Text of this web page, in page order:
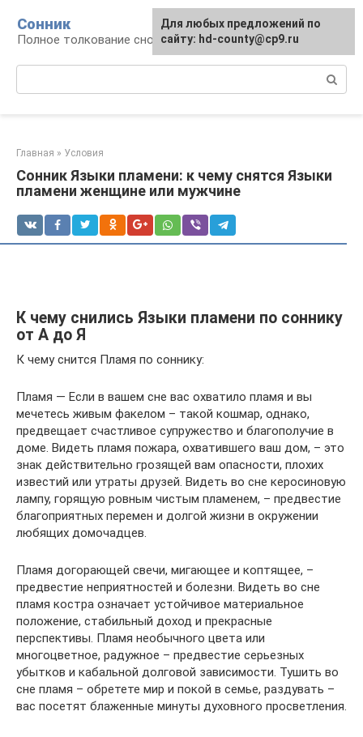
контенту
Сонник
Полное толкование снов
Главная » Условия
Сонник Языки пламени: к чему снятся Языки
пламени женщине или мужчине
К чему снились Языки пламени по соннику
от А до Я
К чему снится Пламя по соннику:
Пламя — Если в вашем сне вас охватило пламя и вы
мечетесь живым факелом – такой кошмар, однако,
предвещает счастливое супружество и благополучие в
доме. Видеть пламя пожара, охватившего ваш дом, – это
знак действительно грозящей вам опасности, плохих
известий или утраты друзей. Видеть во сне керосиновую
лампу, горящую ровным чистым пламенем, – предвестие
благоприятных перемен и долгой жизни в окружении
любящих домочадцев.
Пламя догорающей свечи, мигающее и коптящее, –
предвестие неприятностей и болезни. Видеть во сне
пламя костра означает устойчивое материальное
положение, стабильный доход и прекрасные
перспективы. Пламя необычного цвета или
многоцветное, радужное – предвестие серьезных
убытков и кабальной долговой зависимости. Тушить во
сне пламя – обретете мир и покой в семье, раздувать –
вас посетят блаженные минуты духовного просветления.
Для любых предложений по
сайту: hd-county@cp9.ru